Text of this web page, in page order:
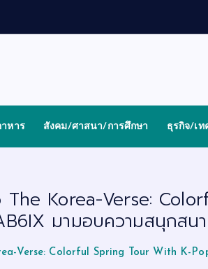
หาร สังคม/ศาสนา/การศึกษา ธุรกิจ/เท
The Korea-Verse:
มามอบความสนุกสน
Verse: Colorful Spring Tour With